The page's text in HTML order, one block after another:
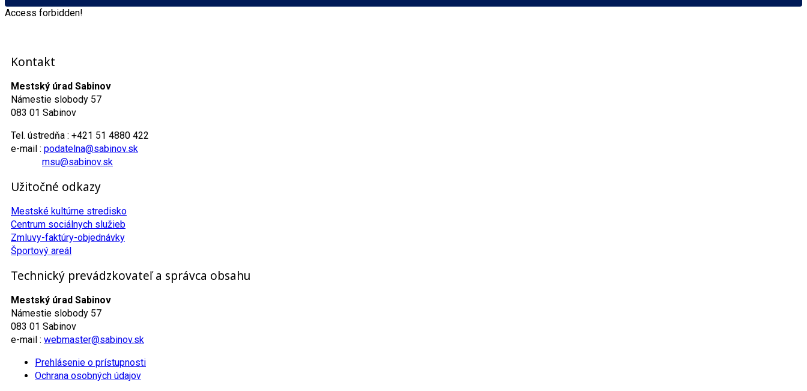
Access forbidden!
Kontakt
Mestský úrad Sabinov
Námestie slobody 57
083 01 Sabinov
Tel. ústredňa : +421 51 4880 422
e-mail : podatelna@sabinov.sk
msu@sabinov.sk
Užitočné odkazy
Mestské kultúrne stredisko
Centrum sociálnych služieb
Zmluvy-faktúry-objednávky
Športový areál
Technický prevádzkovateľ a správca obsahu
Mestský úrad Sabinov
Námestie slobody 57
083 01 Sabinov
e-mail : webmaster@sabinov.sk
Prehlásenie o prístupnosti
Ochrana osobných údajov